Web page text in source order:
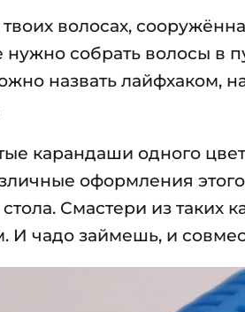
твоих волосах,
нужно собрать волосы в
назвать лайфхаком,
карандаши одного
оформления
Смастери из
И чадо займешь, и